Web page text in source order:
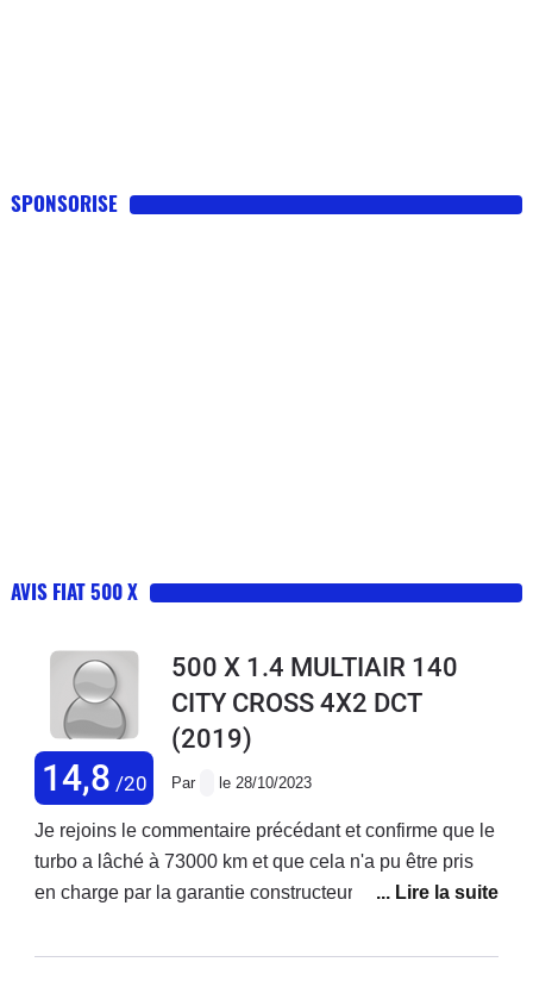
SPONSORISE
AVIS FIAT 500 X
14,8 /20
500 X 1.4 MULTIAIR 140
CITY CROSS 4X2 DCT
(2019)
Par le 28/10/2023
Je rejoins le commentaire précédant et confirme que le
turbo a lâché à 73000 km et que cela n'a pu être pris
en charge par la garantie constructeur ! Je précise que
réparations ! Ma voiture est d'ailleurs en vente. Je ne